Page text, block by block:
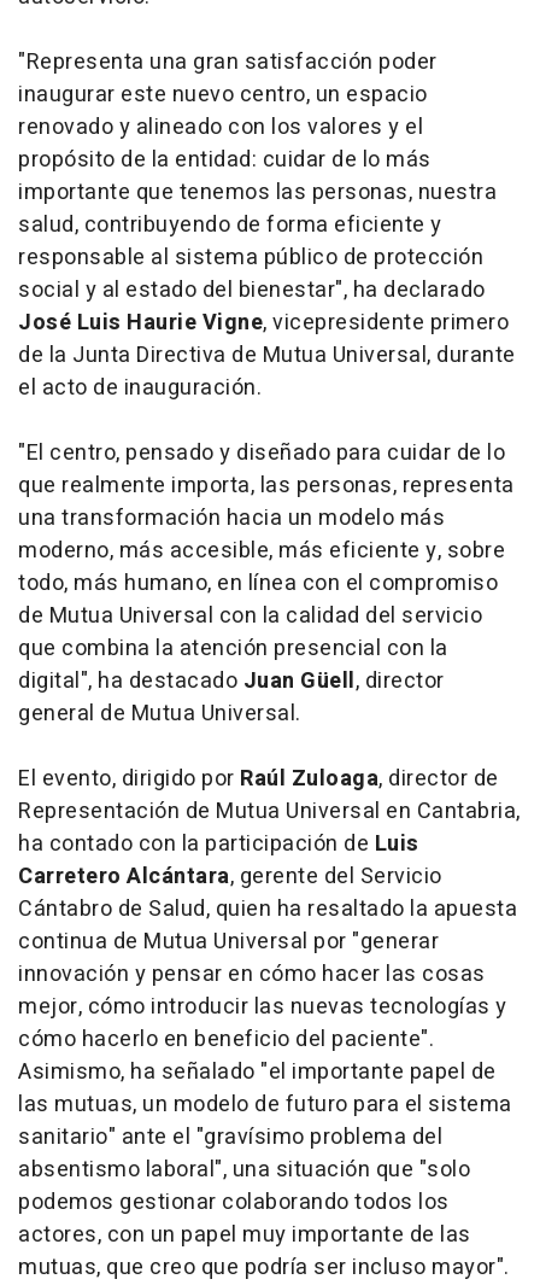
"Representa una gran satisfacción poder
inaugurar este nuevo centro, un espacio
renovado y alineado con los valores y el
propósito de la entidad: cuidar de lo más
importante que tenemos las personas, nuestra
salud, contribuyendo de forma eficiente y
responsable al sistema público de protección
social y al estado del bienestar", ha declarado
José Luis Haurie Vigne, vicepresidente primero
de la Junta Directiva de Mutua Universal, durante
el acto de inauguración.
"El centro, pensado y diseñado para cuidar de lo
que realmente importa, las personas, representa
una transformación hacia un modelo más
moderno, más accesible, más eficiente y, sobre
todo, más humano, en línea con el compromiso
de Mutua Universal con la calidad del servicio
que combina la atención presencial con la
digital", ha destacado Juan Güell, director
general de Mutua Universal.
El evento, dirigido por Raúl Zuloaga, director de
Representación de Mutua Universal en Cantabria,
ha contado con la participación de Luis
Carretero Alcántara, gerente del Servicio
Cántabro de Salud, quien ha resaltado la apuesta
continua de Mutua Universal por "generar
innovación y pensar en cómo hacer las cosas
mejor, cómo introducir las nuevas tecnologías y
cómo hacerlo en beneficio del paciente".
Asimismo, ha señalado "el importante papel de
las mutuas, un modelo de futuro para el sistema
sanitario" ante el "gravísimo problema del
absentismo laboral", una situación que "solo
podemos gestionar colaborando todos los
actores, con un papel muy importante de las
mutuas, que creo que podría ser incluso mayor".